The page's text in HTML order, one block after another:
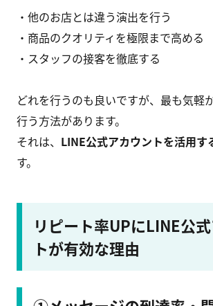
・他のお店とは違う演出を行う
・商品のクオリティを極限まで高める
・スタッフの接客を徹底する
どれを行うのも良いですが、最も気軽
行う方法があります。
それは、 LINE公式アカウントを活用す
す。
リピート率UPにLINE公
トが有効な理由